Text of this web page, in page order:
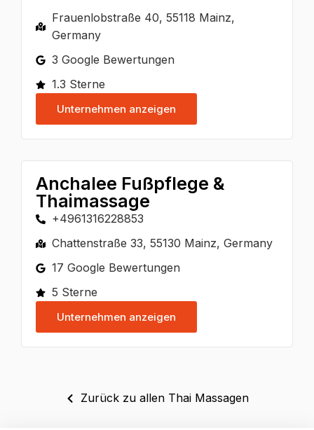
Frauenlobstraße 40, 55118 Mainz,
Germany
3 Google Bewertungen
1.3 Sterne
Unternehmen anzeigen
Anchalee Fußpflege &
Thaimassage
+4961316228853
Chattenstraße 33, 55130 Mainz, Germany
17 Google Bewertungen
5 Sterne
Unternehmen anzeigen
Zurück zu allen Thai Massagen